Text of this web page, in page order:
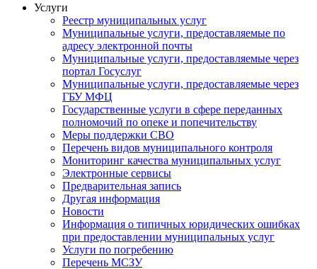
Услуги
Реестр муниципальных услуг
Муниципальные услуги, предоставляемые по
адресу электронной почты
Муниципальные услуги, предоставляемые через
портал Госуслуг
Муниципальные услуги, предоставляемые через
ГБУ МФЦ
Государственные услуги в сфере переданных
полномочий по опеке и попечительству
Меры поддержки СВО
Перечень видов муниципального контроля
Мониторинг качества муниципальных услуг
Электронные сервисы
Предварительная запись
Другая информация
Новости
Информация о типичных юридических ошибках
при предоставлении муниципальных услуг
Услуги по погребению
Перечень МСЗУ